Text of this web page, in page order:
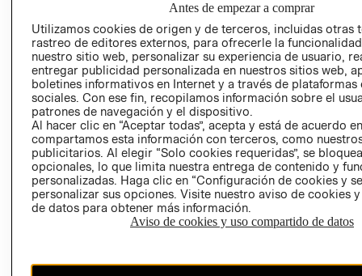
RELACIÓN CON
INVERSIONISTAS
POLÍTICA
EMPRESARIAL
- RETIRO EN
TIENDA
TÉRMINOS Y
CONDICIONES
AVISO DE
PRIVACIDAD
GIFT CARD
AVISO DE
COOKIES
Antes de empezar a comprar
Utilizamos cookies de origen y de terceros, incluidas otras
rastreo de editores externos, para ofrecerle la
nuestro sitio web, personalizar su experiencia de usuario,
entregar publicidad personalizada en nuestros sitios web,
boletines informativos en Internet y a través de plataformas
sociales. Con ese fin, recopilamos información sobre el
patrones de navegación y el dispositivo.
Al hacer clic en “Aceptar todas”, acepta y está de acuerdo
compartamos esta información con terceros, como
publicitarios. Al elegir “Solo cookies requeridas”, se
opcionales, lo que limita nuestra entrega de contenido y
personalizadas. Haga clic en “Configuración de cookies y
personalizar sus opciones. Visite nuestro aviso de cookies
de datos para obtener más información.
Aviso de cookies y uso compartido de datos